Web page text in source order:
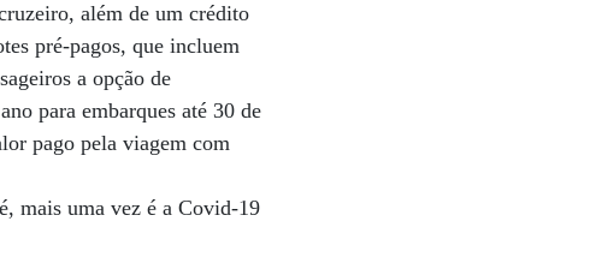
além de um crédito
pré-pagos, que incluem
a opção de
para embarques até 30 de
pago pela viagem com
mais uma vez é a Covid-19